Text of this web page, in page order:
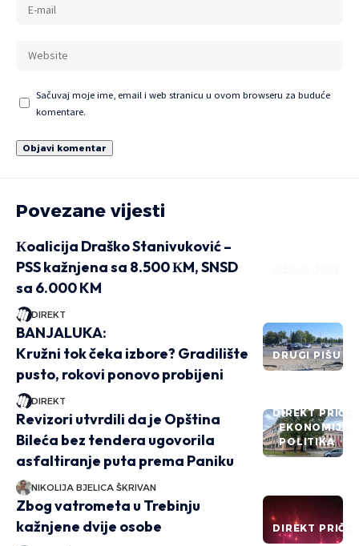
Sačuvaj moje ime, email i web stranicu u ovom browseru za buduće
komentare.
Povezane vijesti
Кoalicija Draško Stanivuković –
PSS kažnjena sa 8.500 КM, SNSD
sa 6.000 KM
DIREKT
DRUGI PIŠU
BANJALUKA:
Kružni tok čeka izbore? Gradilište
pusto, rokovi ponovo probijeni
DIREKT
DIREKT PRIČE
EKONOMIJA
POLITIKA
Revizori utvrdili da je Opština
Bileća bez tendera ugovorila
asfaltiranje puta prema Paniku
NIKOLIJA BJELICA ŠKRIVAN
DIREKT PRIČE
Zbog vatrometa u Trebinju
kažnjene dvije osobe